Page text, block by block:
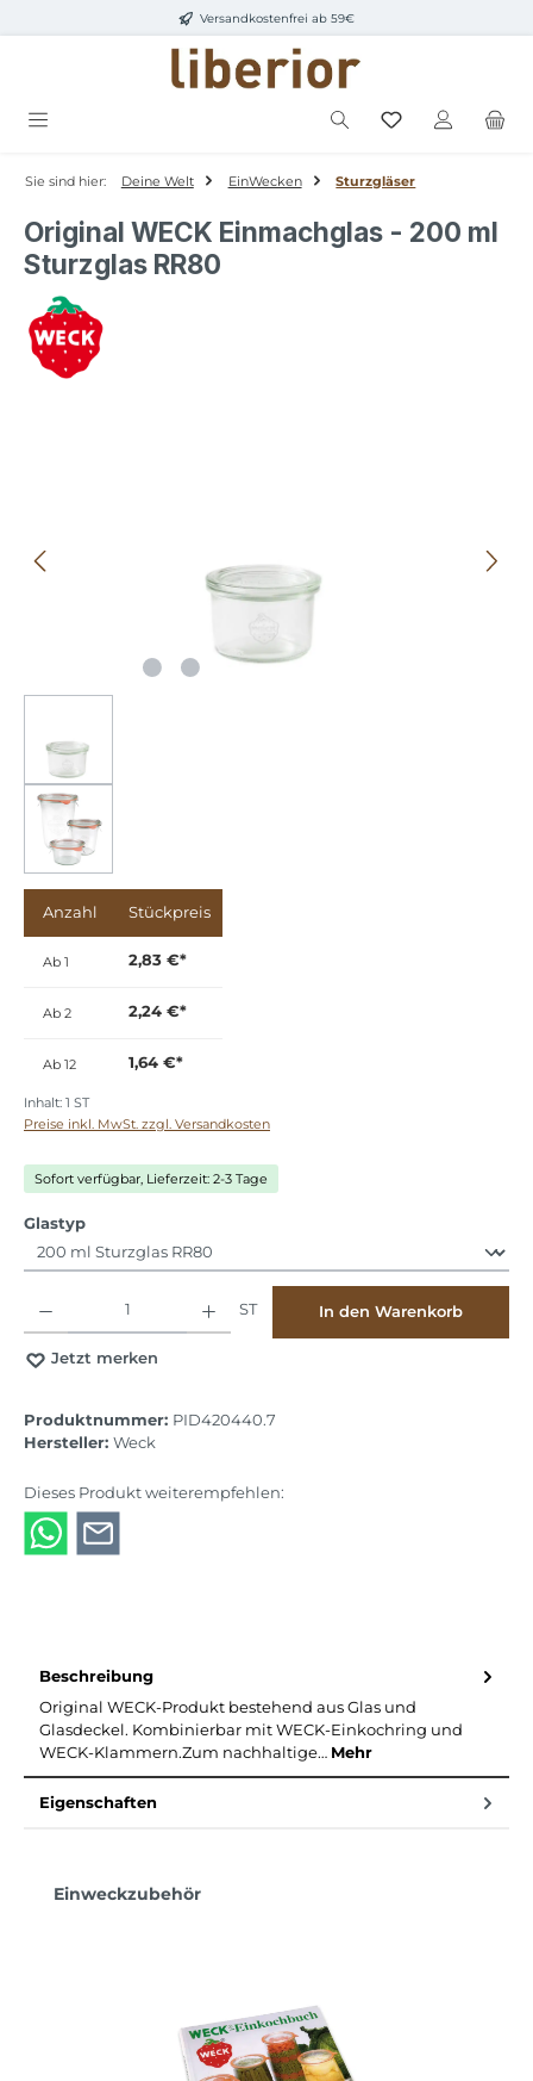
Zum Hauptinhalt springenVersandkostenfrei ab 59€
Sie sind hier: Deine Welt EinWecken Sturzgläser
Original WECK Einmachglas - 200 ml
Sturzglas RR80
Anzahl Stückpreis
Ab 1 2,83 €*
Ab 2 2,24 €*
Ab 12 1,64 €*
Inhalt: 1 ST
Preise inkl. MwSt. zzgl. Versandkosten
Sofort verfügbar, Lieferzeit: 2-3 Tage
Glastypauswählen
ST In den Warenkorb
Jetzt merken
Produktnummer: PID420440.7
Hersteller: Weck
Dieses Produkt weiterempfehlen:
Beschreibung
Original WECK-Produkt bestehend aus Glas und
Glasdeckel. Kombinierbar mit WECK-Einkochring und
WECK-Klammern.Zum nachhaltige… Mehr
Eigenschaften
Produktgalerie überspringen
Einweckzubehör